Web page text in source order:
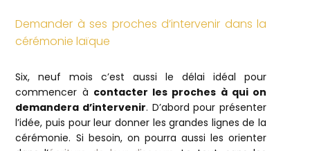
Demander à ses proches d’intervenir dans la
cérémonie laïque
Six, neuf mois c’est aussi le délai idéal pour
commencer à contacter les proches à qui on
demandera d’intervenir. D’abord pour présenter
l’idée, puis pour leur donner les grandes lignes de la
cérémonie. Si besoin, on pourra aussi les orienter